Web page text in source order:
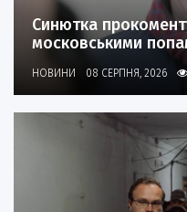
Синютка
московськими
НОВИНИ 08 СЕРПНЯ, 2026